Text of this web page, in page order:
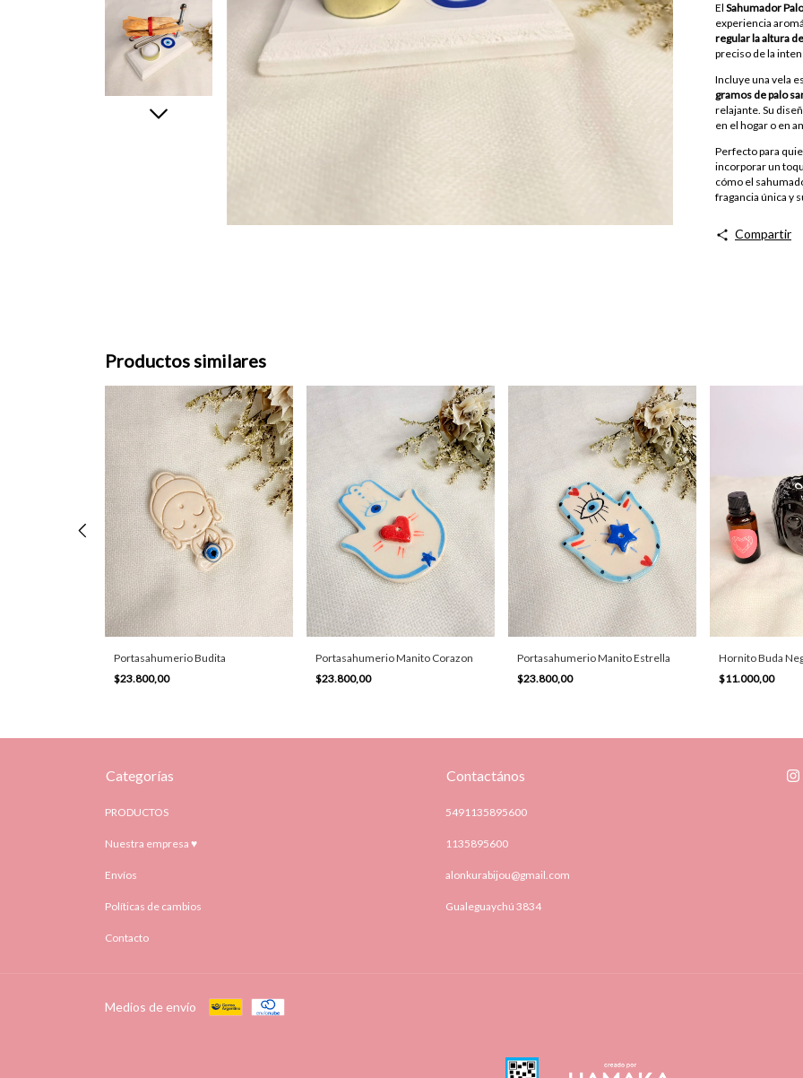
El Sahumador
experiencia
regular la altura
preciso de la
Incluye una vela
gramos de palo
relajante. Su
en el hogar o en
Perfecto para
incorporar un
cómo el
fragancia única y
Compartir
Productos similares
Portasahumerio Budita
$23.800,00
Portasahumerio Manito Corazon
$23.800,00
Portasahumerio Manito Estrella
$23.800,00
Hornito Buda
$11.000,00
Categorías
PRODUCTOS
Nuestra empresa ♥
Envíos
Políticas de cambios
Contacto
Contactános
5491135895600
1135895600
alonkurabijou@gmail.com
Gualeguaychú 3834
Medios de envío